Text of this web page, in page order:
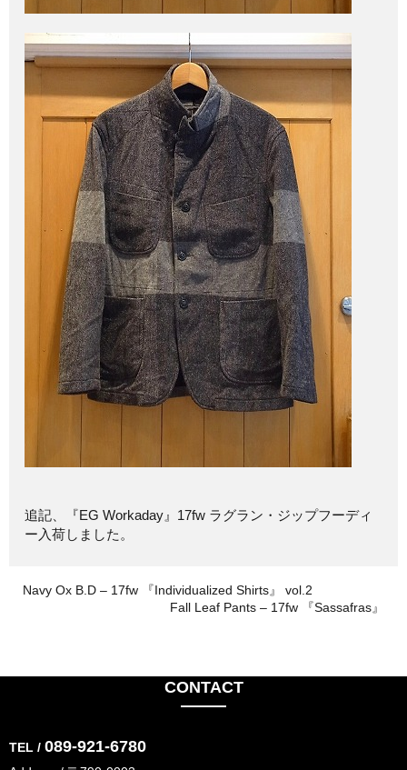
追記、『EG Workaday』17fw ラグラン・ジップフーディ
ー入荷しました。
Navy Ox B.D – 17fw 『Individualized Shirts』 vol.2
Fall Leaf Pants – 17fw 『Sassafras』
CONTACT
TEL / 089-921-6780